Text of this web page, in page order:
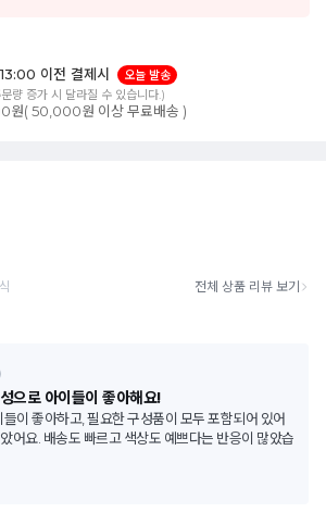
이전 결제시
오늘 발송
량 증가 시 달라질 수 있습니다.)
원( 50,000원 이상 무료배송 )